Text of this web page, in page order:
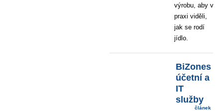
výrobu, aby v
praxi viděli,
jak se rodí
jídlo.
BiZones
účetní a
IT
služby
článek